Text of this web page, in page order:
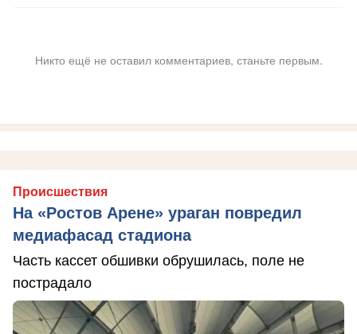
Никто ещё не оставил комментариев, станьте первым.
Происшествия
На «Ростов Арене» ураган повредил
медиафасад стадиона
Часть кассет обшивки обрушилась, поле не
пострадало